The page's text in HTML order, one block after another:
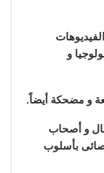
و
و مضحكة أيضاً.
و أصحاب
بأسلوب